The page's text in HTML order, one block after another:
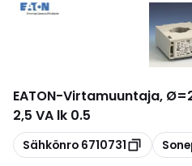
EATON-Virtamuuntaja,
2,5 VA lk 0.5
Kopioi
Sähkönro 6710731 Kopioi